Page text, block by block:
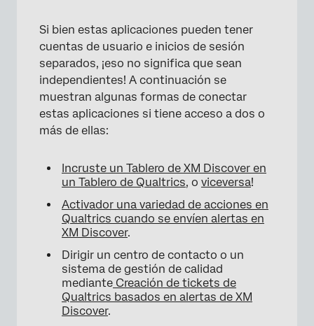
Si bien estas aplicaciones pueden tener
cuentas de usuario e inicios de sesión
separados, ¡eso no significa que sean
independientes! A continuación se
muestran algunas formas de conectar
estas aplicaciones si tiene acceso a dos o
más de ellas:
Incruste un Tablero de XM Discover en
un Tablero de Qualtrics, o viceversa!
Activador una variedad de acciones en
Qualtrics cuando se envíen alertas en
XM Discover.
Dirigir un centro de contacto o un
sistema de gestión de calidad
mediante Creación de tickets de
Qualtrics basados ​​en alertas de XM
Discover.